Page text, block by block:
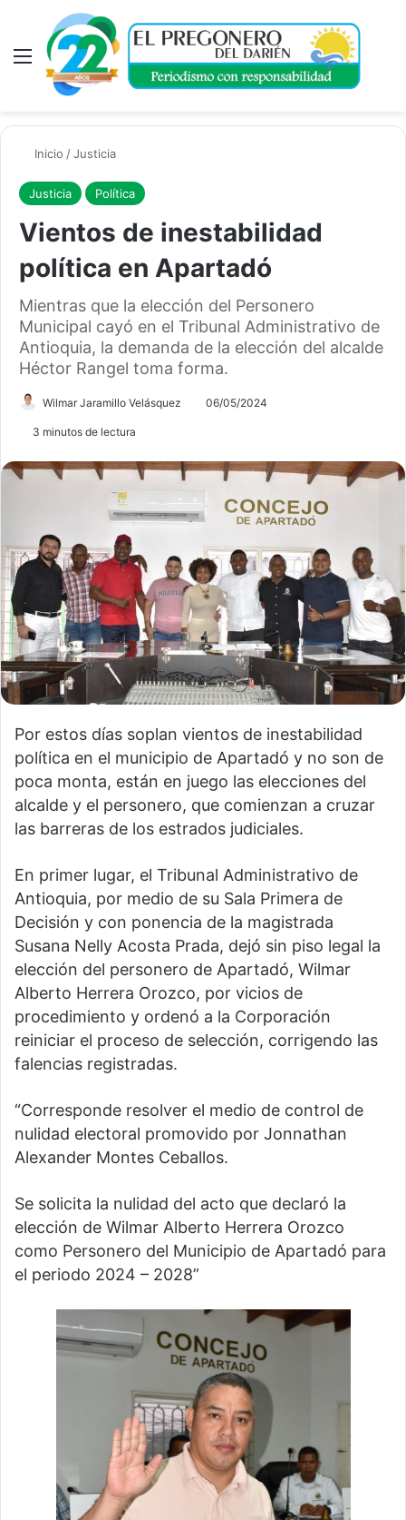
Menú
Inicio /Justicia
Justicia Política
Vientos de inestabilidad
política en Apartadó
Mientras que la elección del Personero
Municipal cayó en el Tribunal Administrativo de
Antioquia, la demanda de la elección del alcalde
Héctor Rangel toma forma.
Wilmar Jaramillo Velásquez 06/05/2024
3 minutos de lectura
Por estos días soplan vientos de inestabilidad
política en el municipio de Apartadó y no son de
poca monta, están en juego las elecciones del
alcalde y el personero, que comienzan a cruzar
las barreras de los estrados judiciales.
En primer lugar, el Tribunal Administrativo de
Antioquia, por medio de su Sala Primera de
Decisión y con ponencia de la magistrada
Susana Nelly Acosta Prada, dejó sin piso legal la
elección del personero de Apartadó, Wilmar
Alberto Herrera Orozco, por vicios de
procedimiento y ordenó a la Corporación
reiniciar el proceso de selección, corrigendo las
falencias registradas.
“Corresponde resolver el medio de control de
nulidad electoral promovido por Jonnathan
Alexander Montes Ceballos.
Se solicita la nulidad del acto que declaró la
elección de Wilmar Alberto Herrera Orozco
como Personero del Municipio de Apartadó para
el periodo 2024 – 2028”